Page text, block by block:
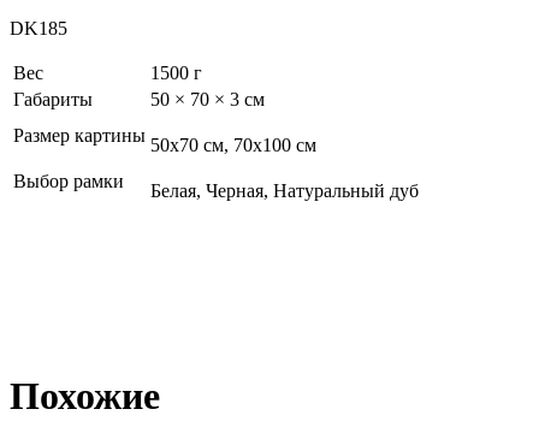
DK185
Вес
1500 г
Габариты
50 × 70 × 3 см
Размер картины 50х70 см, 70х100 см
Выбор рамки
Белая, Черная, Натуральный дуб
Похожие